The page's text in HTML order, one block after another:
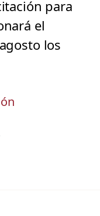
para
el
los